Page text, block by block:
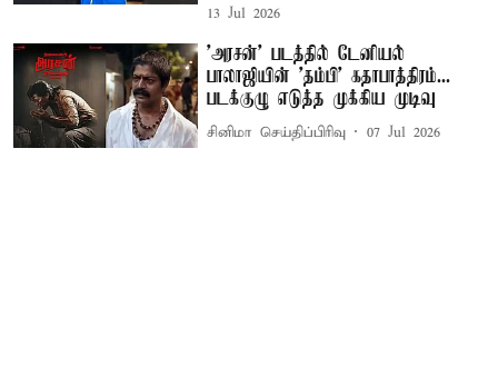
13 Jul 2026
'அரசன்' படத்தில் டேனியல்
பாலாஜியின் 'தம்பி' கதாபாத்திரம்...
படக்குழு எடுத்த முக்கிய முடிவு
சினிமா செய்திப்பிரிவு 07 Jul 2026